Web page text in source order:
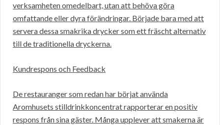
verksamheten omedelbart, utan att behöva göra
omfattande eller dyra förändringar. Började bara med att
servera dessa smakrika drycker som ett fräscht alternativ
till de traditionella dryckerna.
Kundrespons och Feedback
De restauranger som redan har börjat använda
Aromhusets stilldrinkkoncentrat rapporterar en positiv
respons från sina gäster. Många upplever att smakerna är